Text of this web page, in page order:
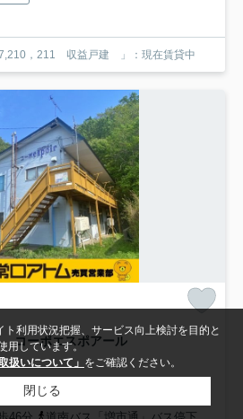
7,210，211 収益戸建 」：現在賃貸中
コーポエスポアール
利用状況把握、サービス向上検討を目的と
用しています。
扱いについて」 をご確認ください。
閉じる